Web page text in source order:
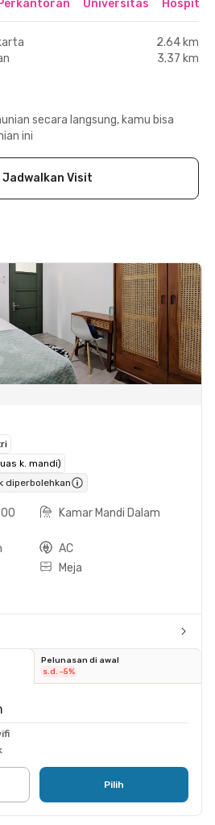
Universitas Hospital
2.64 km
3.37 km
secara langsung, kamu bisa
ini
Jadwalkan Visit
k. mandi)
diperbolehkan
Kamar Mandi Dalam
AC
Meja
Pelunasan di awal
s.d. -5%
Pilih